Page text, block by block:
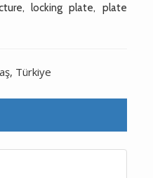
locking plate, plate
Türkiye